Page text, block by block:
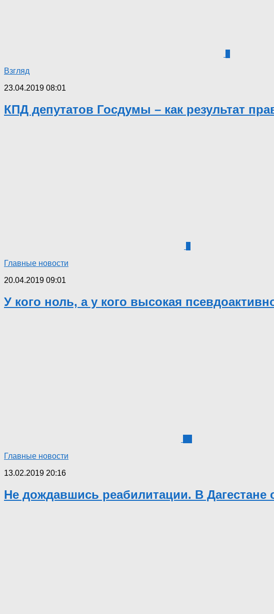
Взгляд
23.04.2019 08:01
КПД депутатов Госдумы – как результат
Главные новости
20.04.2019 09:01
У кого ноль, а у кого высокая
Главные новости
13.02.2019 20:16
Не дождавшись реабилитации. В